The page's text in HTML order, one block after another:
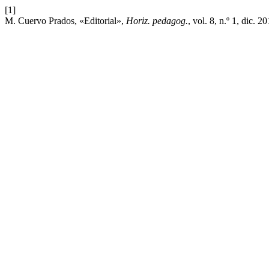
[1]
M. Cuervo Prados, «Editorial», Horiz. pedagog., vol. 8, n.º 1, dic.